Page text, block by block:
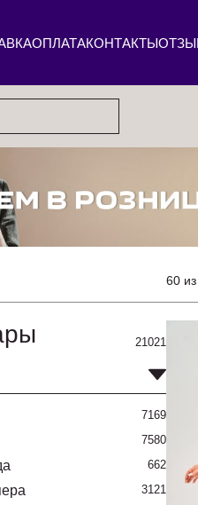
ОПЛАТАКОНТАКТЫ
60
21021
7169
7580
662
3121